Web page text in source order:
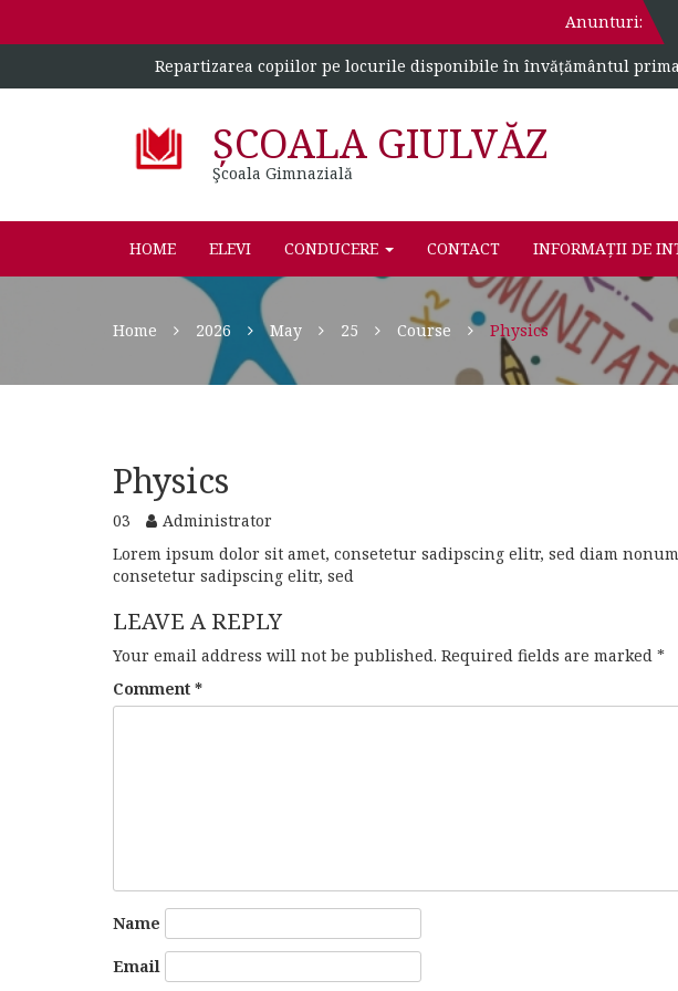
Anunturi:
Repartizarea copiilor pe locurile disponibile în învățământul
ȘCOALA GIULVĂZ
Şcoala Gimnazială
HOME ELEVI CONDUCERE CONTACT INFORMAȚII DE
Home 2026 May 25 Course Physics
Physics
03
Administrator
Lorem ipsum dolor sit amet, consetetur sadipscing elitr, sed diam
consetetur sadipscing elitr, sed
LEAVE A REPLY
Your email address will not be published. Required fields are marked *
Comment *
Name
Email